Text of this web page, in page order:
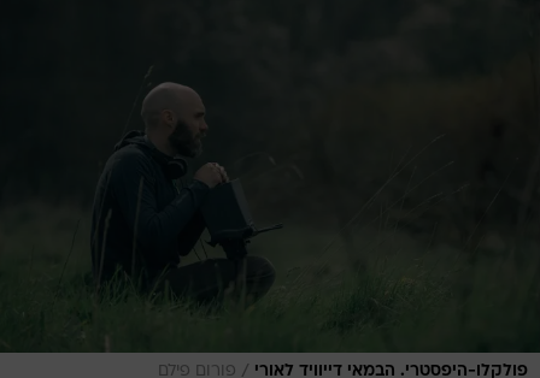
פולקלו-היפסטרי. הבמאי דייוויד לאורי / פורום פילם